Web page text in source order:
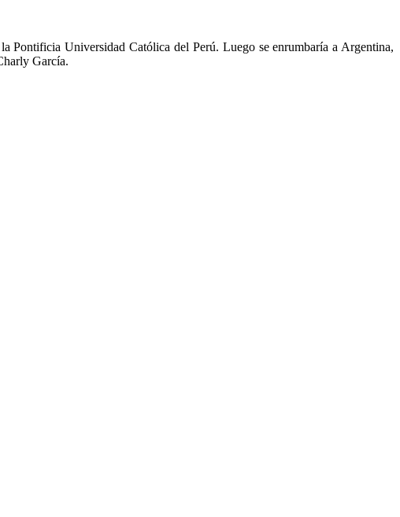
Pontificia Universidad Católica del Perú. Luego se enrumbaría a Argentina,
García.